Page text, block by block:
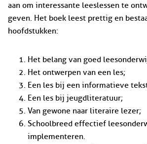
aan om interessante leeslessen te
geven. Het boek leest prettig en
hoofdstukken:
Het belang van goed
Het ontwerpen van een les;
Een les bij een informatieve
Een les bij jeugdliteratuur;
Van gewone naar literaire lezer;
Schoolbreed effectief
implementeren.